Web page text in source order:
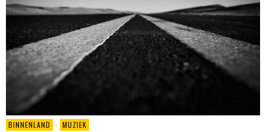
BINNENLAND · MUZIEK